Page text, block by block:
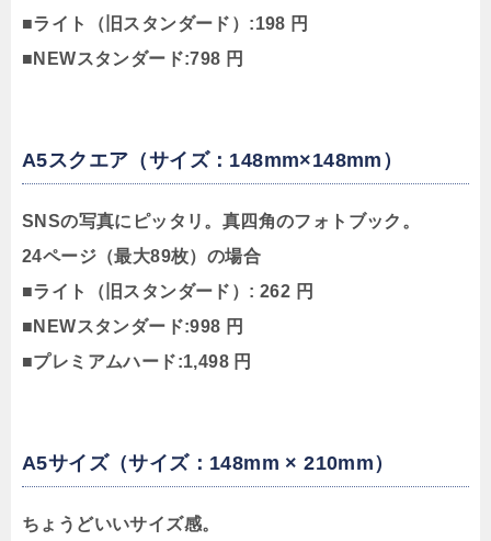
■ライト（旧スタンダード）:198 円
■NEWスタンダード:798 円
A5スクエア（サイズ：148mm×148mm）
SNSの写真にピッタリ。真四角のフォトブック。
24ページ（最大89枚）の場合
■ライト（旧スタンダード）: 262 円
■NEWスタンダード:998 円
■プレミアムハード:1,498 円
A5サイズ（サイズ：148mm × 210mm）
ちょうどいいサイズ感。